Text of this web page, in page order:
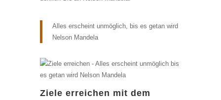
Alles erscheint unmöglich, bis es getan wird
Nelson Mandela
Ziele erreichen mit dem